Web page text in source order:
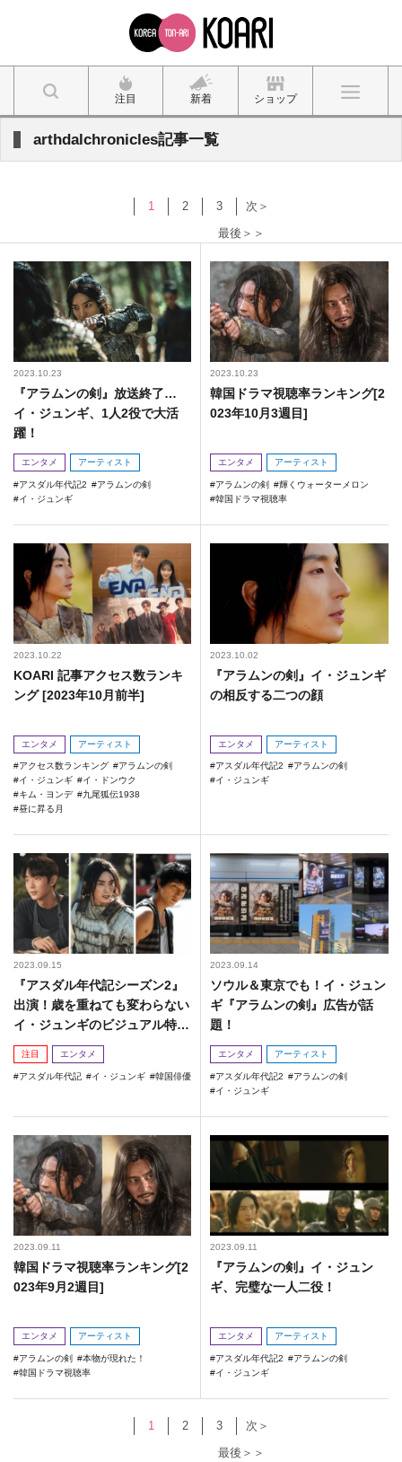
注目 新着 ショップ
arthdalchronicles記事一覧
1 2 3
次＞
最後＞＞
2023.10.23
『アラムンの剣』放送終了…
イ・ジュンギ、1人2役で大活
躍！
エンタメ アーティスト
アスダル年代記2
アラムンの剣
イ・ジュンギ
2023.10.23
韓国ドラマ視聴率ランキング[2
023年10月3週目]
エンタメ アーティスト
アラムンの剣
輝くウォーターメロン
韓国ドラマ視聴率
2023.10.22
KOARI 記事アクセス数ランキ
ング [2023年10月前半]
エンタメ アーティスト
アクセス数ランキング
アラムンの剣
イ・ジュンギ
イ・ドンウク
キム・ヨンデ
九尾狐伝1938
昼に昇る月
2023.10.02
『アラムンの剣』イ・ジュンギ
の相反する二つの顔
エンタメ アーティスト
アスダル年代記2
アラムンの剣
イ・ジュンギ
2023.09.15
『アスダル年代記シーズン2』
出演！歳を重ねても変わらない
イ・ジュンギのビジュアル特集
☆
注目 エンタメ
アスダル年代記 イ・ジュンギ 韓国俳優
2023.09.14
ソウル＆東京でも！イ・ジュン
ギ『アラムンの剣』広告が話
題！
エンタメ アーティスト
アスダル年代記2
アラムンの剣
イ・ジュンギ
2023.09.11
韓国ドラマ視聴率ランキング[2
023年9月2週目]
エンタメ アーティスト
アラムンの剣
本物が現れた！
韓国ドラマ視聴率
2023.09.11
『アラムンの剣』イ・ジュン
ギ、完璧な一人二役！
エンタメ アーティスト
アスダル年代記2
アラムンの剣
イ・ジュンギ
1 2 3
次＞
最後＞＞